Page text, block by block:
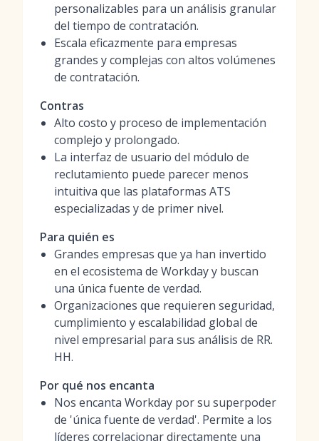
personalizables para un análisis granular
del tiempo de contratación.
Escala eficazmente para empresas
grandes y complejas con altos volúmenes
de contratación.
Contras
Alto costo y proceso de implementación
complejo y prolongado.
La interfaz de usuario del módulo de
reclutamiento puede parecer menos
intuitiva que las plataformas ATS
especializadas y de primer nivel.
Para quién es
Grandes empresas que ya han invertido
en el ecosistema de Workday y buscan
una única fuente de verdad.
Organizaciones que requieren seguridad,
cumplimiento y escalabilidad global de
nivel empresarial para sus análisis de RR.
HH.
Por qué nos encanta
Nos encanta Workday por su superpoder
de 'única fuente de verdad'. Permite a los
líderes correlacionar directamente una